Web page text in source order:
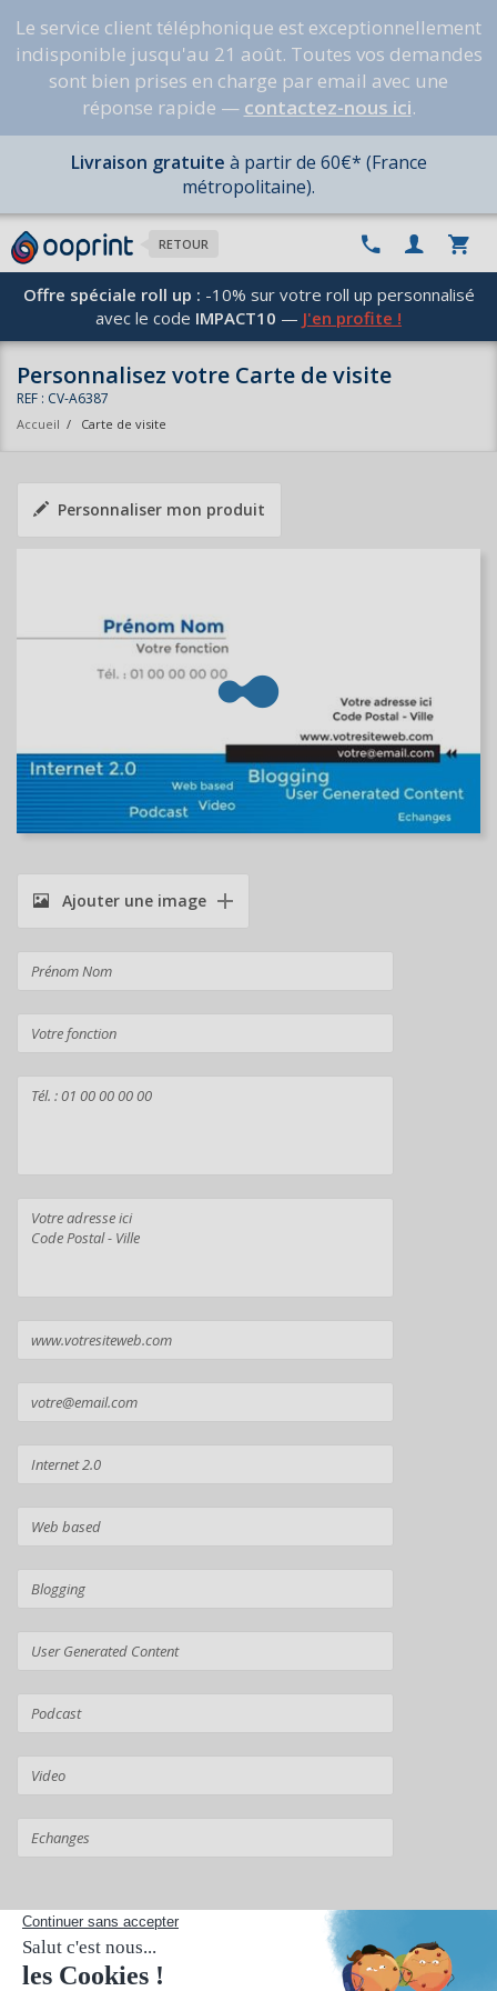
Le service client téléphonique est exceptionnellement
indisponible jusqu'au 21 août. Toutes vos demandes
sont bien prises en charge par email avec une
réponse rapide — contactez-nous ici.
Livraison gratuite à partir de 60€* (France
métropolitaine).
RETOUR
Offre spéciale roll up : -10% sur votre roll up personnalisé
avec le code IMPACT10 — J'en profite !
Personnalisez votre Carte de visite
REF : CV-A6387
Accueil / Carte de visite
Personnaliser mon produit
Ajouter une image
Suivant